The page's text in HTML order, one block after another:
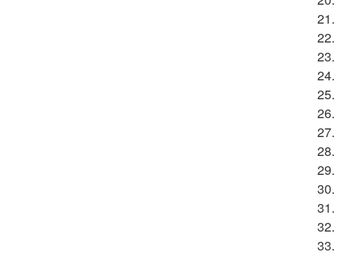
21.
22.
23.
24.
25.
26.
27.
28.
29.
30.
31.
32.
33.